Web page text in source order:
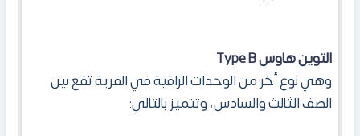
التوين هاوسType B
وهي نوع أخر من الوحدات الراقية في القرية تقع بين
الصف الثالث والسادس، وتتميز بالتالي: